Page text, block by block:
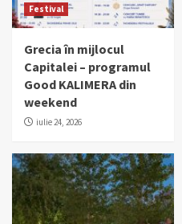
Festival
Grecia în mijlocul
Capitalei – programul
Good KALIMERA din
weekend
iulie 24, 2026